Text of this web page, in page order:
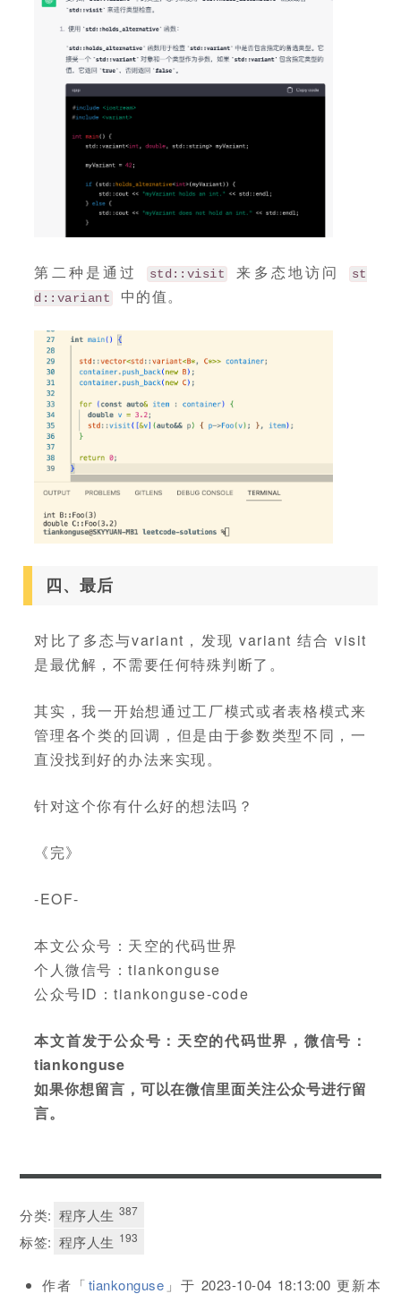
第二种是通过 std::visit 来多态地访问
st
d::variant
中的值。
四、最后
对比了多态与variant，发现 variant 结合 visit
是最优解，不需要任何特殊判断了。
其实，我一开始想通过工厂模式或者表格模式来
管理各个类的回调，但是由于参数类型不同，一
直没找到好的办法来实现。
针对这个你有什么好的想法吗？
《完》
-EOF-
本文公众号：天空的代码世界
个人微信号：tiankonguse
公众号ID：tiankonguse-code
本文首发于公众号：天空的代码世界，微信号：
tiankonguse
如果你想留言，可以在微信里面关注公众号进行留
言。
分类: 程序人生 387
标签: 程序人生 193
作者「tiankonguse 」于 2023-10-04 18:13:00 更新本